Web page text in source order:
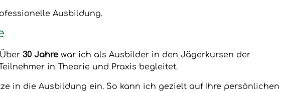
Ausbildung.
30 Jahre war ich als Ausbilder in den Jägerkursen der
in Theorie und Praxis begleitet.
in die Ausbildung ein. So kann ich gezielt auf Ihre persönlichen